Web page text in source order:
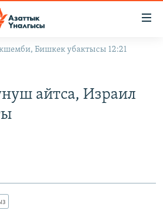
Бишкек убактысы 12:21
айтса, Израил